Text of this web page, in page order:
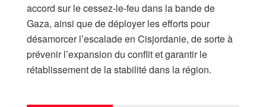
accord sur le cessez-le-feu dans la bande de
Gaza, ainsi que de déployer les efforts pour
désamorcer l’escalade en Cisjordanie, de sorte à
prévenir l’expansion du conflit et garantir le
rétablissement de la stabilité dans la région.